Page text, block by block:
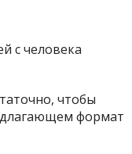
чтобы
формат